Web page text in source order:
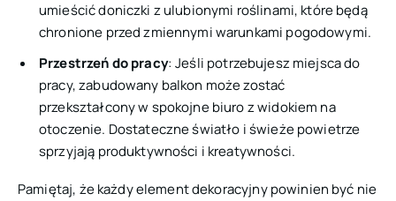
umieścić doniczki z ulubionymi roślinami, które będą
chronione przed zmiennymi warunkami pogodowymi.
Przestrzeń do pracy: Jeśli potrzebujesz miejsca do
pracy, zabudowany balkon może zostać
przekształcony w spokojne biuro z widokiem na
otoczenie. Dostateczne światło i świeże powietrze
sprzyjają produktywności i kreatywności.
Pamiętaj, że każdy element dekoracyjny powinien być nie